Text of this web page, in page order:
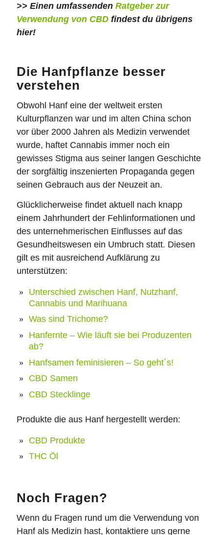
>> Einen umfassenden Ratgeber zur
Verwendung von CBDfindest du übrigens
hier!
Die Hanfpflanze besser
verstehen
Obwohl Hanf eine der weltweit ersten
Kulturpflanzen war und im alten China schon
vor über 2000 Jahren als Medizin verwendet
wurde, haftet Cannabis immer noch ein
gewisses Stigma aus seiner langen Geschichte
der sorgfältig inszenierten Propaganda gegen
seinen Gebrauch aus der Neuzeit an.
Glücklicherweise findet aktuell nach knapp
einem Jahrhundert der Fehlinformationen und
des unternehmerischen Einflusses auf das
Gesundheitswesen ein Umbruch statt. Diesen
gilt es mit ausreichend Aufklärung zu
unterstützen:
Unterschied zwischen Hanf, Nutzhanf,
Cannabis und Marihuana
Was sind Trichome?
Hanfernte – Wie läuft sie bei Produzenten
ab?
Hanfsamen feminisieren – So geht´s!
CBD Samen
CBD Stecklinge
Produkte die aus Hanf hergestellt werden:
CBD Produkte
THC Öl
Noch Fragen?
Wenn du Fragen rund um die Verwendung von
Hanf als Medizin hast, kontaktiere uns gerne